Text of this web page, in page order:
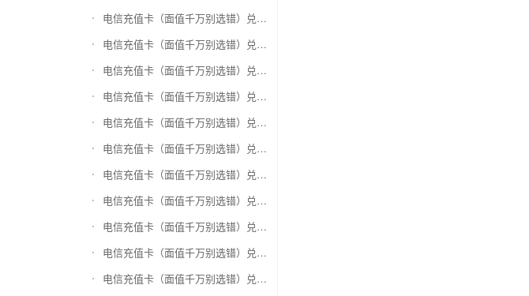
电信充值卡（面值千万别选错）兑换世纪联华充值卡(杭州联华)
电信充值卡（面值千万别选错）兑换重百世纪卡(重庆百货)
电信充值卡（面值千万别选错）兑换南京中央商场购物卡
电信充值卡（面值千万别选错）兑换银座购物卡（黑卡）
电信充值卡（面值千万别选错）兑换叮咚买菜（限通用礼品卡）
电信充值卡（面值千万别选错）兑换上海家化卡
电信充值卡（面值千万别选错）兑换山东一卡通
电信充值卡（面值千万别选错）兑换大众E卡通
电信充值卡（面值千万别选错）兑换杭州市民卡
电信充值卡（面值千万别选错）兑换驴妈妈礼品卡
电信充值卡（面值千万别选错）兑换永辉超市卡（限实体卡）